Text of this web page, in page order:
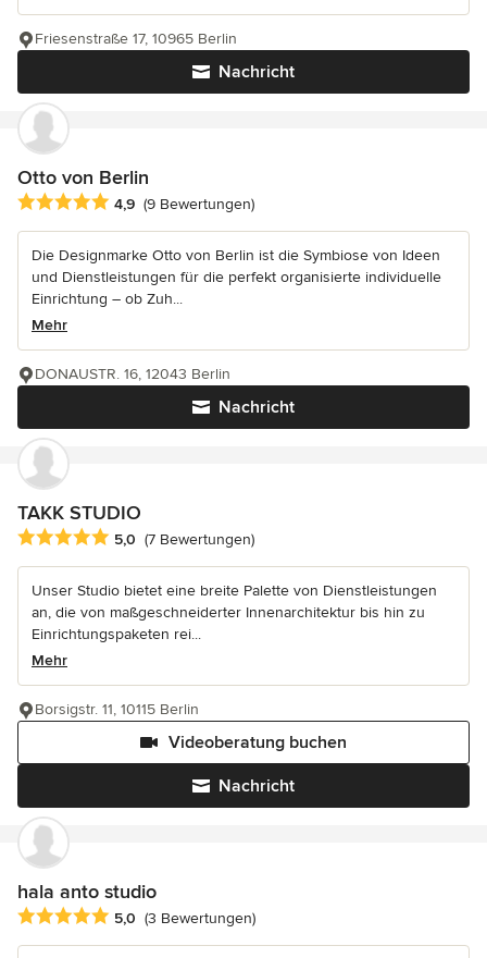
Nachricht
Friesenstraße 17, 10965 Berlin
Otto von Berlin
Durchschnittliche Bewertung: 4.9 von 5 Sternen
4,9 (9 Bewertungen)
Die Designmarke Otto von Berlin ist die Symbiose von Ideen
und Dienstleistungen für die perfekt organisierte individuelle
Einrichtung – ob Zuh...
Mehr
Nachricht
DONAUSTR. 16, 12043 Berlin
TAKK STUDIO
Durchschnittliche Bewertung: 5 von 5 Sternen
5,0 (7 Bewertungen)
Unser Studio bietet eine breite Palette von Dienstleistungen
an, die von maßgeschneiderter Innenarchitektur bis hin zu
Einrichtungspaketen rei...
Mehr
Nachricht
Videoberatung buchen
Borsigstr. 11, 10115 Berlin
hala anto studio
Durchschnittliche Bewertung: 5 von 5 Sternen
5,0 (3 Bewertungen)